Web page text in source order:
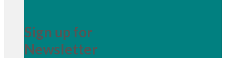
Sign up for
Newsletter